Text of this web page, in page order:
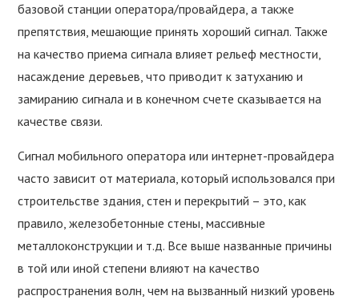
базовой станции оператора/провайдера, а также
препятствия, мешающие принять хороший сигнал. Также
на качество приема сигнала влияет рельеф местности,
насаждение деревьев, что приводит к затуханию и
замиранию сигнала и в конечном счете сказывается на
качестве связи.
Сигнал мобильного оператора или интернет-провайдера
часто зависит от материала, который использовался при
строительстве здания, стен и перекрытий – это, как
правило, железобетонные стены, массивные
металлоконструкции и т.д. Все выше названные причины
в той или иной степени влияют на качество
распространения волн, чем на вызванный низкий уровень